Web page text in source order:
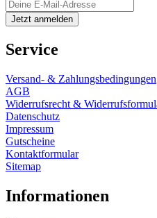
Service
Versand- & Zahlungsbedingungen
AGB
Widerrufsrecht &
Datenschutz
Impressum
Gutscheine
Kontaktformular
Sitemap
Informationen